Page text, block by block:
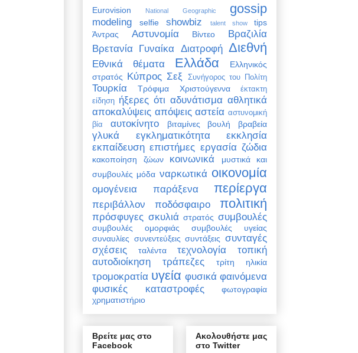
Eurovision National Geographic gossip
modeling selfie showbiz talent show
tips
Άντρας
Αστυνομία Βίντεο
Βραζιλία
Βρετανία Γυναίκα Διατροφή Διεθνή
Εθνικά θέματα Ελλάδα
Ελληνικός
στρατός Κύπρος Σεξ Συνήγορος του Πολίτη
Τουρκία Τρόφιμα Χριστούγεννα
έκτακτη
είδηση ήξερες ότι αδυνάτισμα αθλητικά
αποκαλύψεις απόψεις αστεία αστυνομική
βία
αυτοκίνητο βιταμίνες βουλή βραβεία
γλυκά εγκληματικότητα
εκκλησία
εκπαίδευση επιστήμες εργασία ζώδια
κακοποίηση ζώων κοινωνικά
μυστικά και
συμβουλές μόδα ναρκωτικά οικονομία
ομογένεια παράξενα περίεργα
περιβάλλον ποδόσφαιρο πολιτική
πρόσφυγες σκυλιά στρατός συμβουλές
συμβουλές ομορφιάς
συμβουλές υγείας
συναυλίες συνεντεύξεις συντάξεις συνταγές
σχέσεις
ταλέντα τεχνολογία
τοπική
αυτοδιοίκηση
τράπεζες τρίτη ηλικία
τρομοκρατία υγεία φυσικά φαινόμενα
φυσικές καταστροφές
φωτογραφία
χρηματιστήριο
Βρείτε μας στο
Facebook
Ακολουθήστε μας
στο Twitter